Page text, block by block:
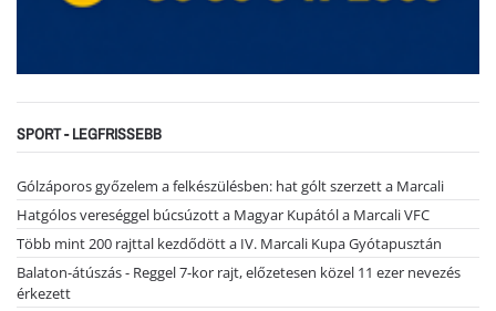
SPORT - LEGFRISSEBB
Gólzáporos győzelem a felkészülésben: hat gólt szerzett a Marcali
Hatgólos vereséggel búcsúzott a Magyar Kupától a Marcali VFC
Több mint 200 rajttal kezdődött a IV. Marcali Kupa Gyótapusztán
Balaton-átúszás - Reggel 7-kor rajt, előzetesen közel 11 ezer nevezés
érkezett